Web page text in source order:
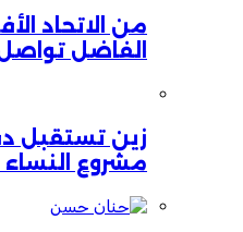
من الاتحاد
الفاضل تواصل
زين تستقبل
مشروع النساء